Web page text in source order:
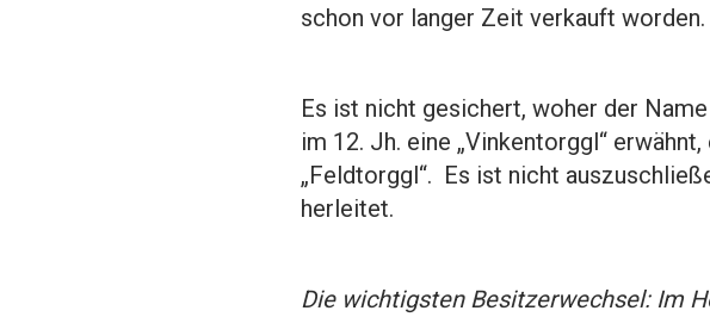
schon vor langer Zeit verkauft worden.
Es ist nicht gesichert, woher der
im 12. Jh. eine „Vinkentorggl“
„Feldtorggl“. Es ist nicht
herleitet.
Die wichtigsten Besitzerwechsel: Im